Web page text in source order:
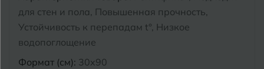
для стен и пола, Повышенная прочность,
Устойчивость к перепадам t°, Низкое
водопоглощение
Формат (см): 30x90
Магнитогорск
Чебоксары
Челябинск